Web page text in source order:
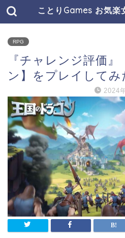
ことりGames お気楽
RPG
『チャレンジ評価
ン】をプレイしてみ
2024